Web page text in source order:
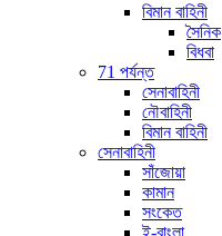
বিমান বাহিনী
সৈনিক
বিধবা
71 পর্যন্ত
সেনাবাহিনী
নৌবাহিনী
বিমান বাহিনী
সেনাবাহিনী
সাঁজোয়া
কামান
সংকেত
ই-বাংলা